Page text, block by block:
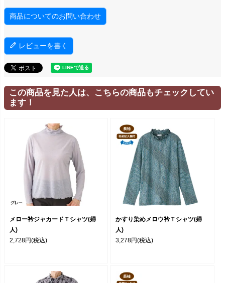
商品についてのお問い合わせ
レビューを書く
この商品を見た人は、こちらの商品もチェックしてい
ます！
メロー衿ジャカードＴシャツ(婦
人)
2,728円(税込)
かすり染めメロウ衿Ｔシャツ(婦
人)
3,278円(税込)